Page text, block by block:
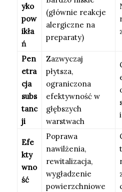
yko
pow
ikła
ń
(głównie reakcje
alergiczne na
preparaty)
Pen
etra
cja
subs
tanc
ji
Zazwyczaj
płytsza,
ograniczona
efektywność w
głębszych
warstwach
Efe
kty
wno
ść
Poprawa
nawilżenia,
rewitalizacja,
wygładzenie
powierzchniowe